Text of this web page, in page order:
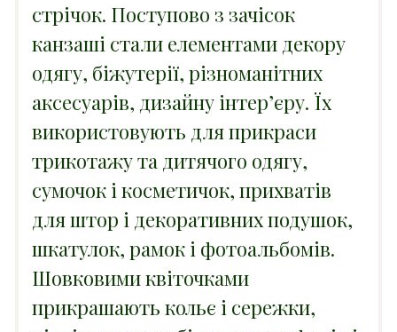
стрічок. Поступово з зачісок
канзаші стали елементами декору
одягу, біжутерії, різноманітних
аксесуарів, дизайну інтер’єру. Їх
використовують для прикраси
трикотажу та дитячого одягу,
сумочок і косметичок, прихватів
для штор і декоративних подушок,
шкатулок, рамок і фотоальбомів.
Шовковими квіточками
прикрашають кольє і сережки,